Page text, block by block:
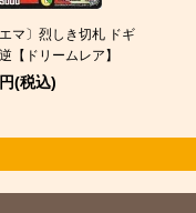
エマ〕烈しき切札 ドギ
【ドリームレア】
(税込)